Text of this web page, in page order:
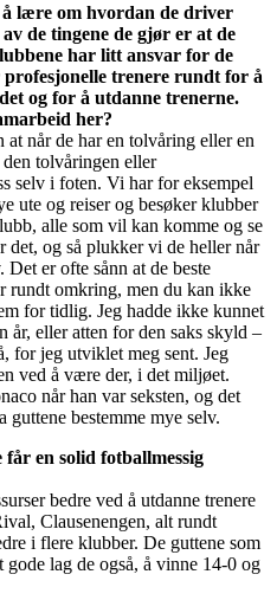
lære om hvordan de driver
de tingene de gjør er at de
har litt ansvar for de
trenere rundt for å
og for å utdanne trenerne.
her?
når de har en tolvåring eller en
tolvåringen eller
selv i foten. Vi har for eksempel
ute og reiser og besøker klubber
alle som vil kan komme og se
det, og så plukker vi de heller når
Det er ofte sånn at de beste
rundt omkring, men du kan ikke
for tidlig. Jeg hadde ikke kunnet
år, eller atten for den saks skyld –
for jeg utviklet meg sent. Jeg
ved å være der, i det miljøet.
når han var seksten, og det
bestemme mye selv.
en solid fotballmessig
bedre ved å utdanne trenere
Clausenengen, alt rundt
i flere klubber. De guttene som
lag de også, å vinne 14-0 og